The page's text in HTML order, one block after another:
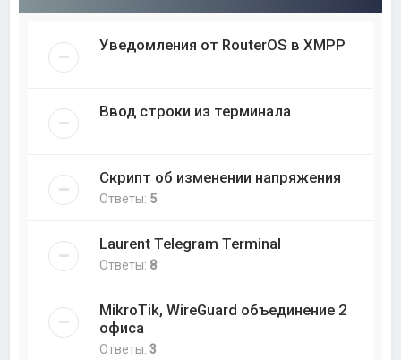
Уведомления от RouterOS в XMPP
Ввод строки из терминала
Скрипт об изменении напряжения
Ответы: 5
Laurent Telegram Terminal
Ответы: 8
MikroTik, WireGuard объединение 2
офиса
Ответы:3